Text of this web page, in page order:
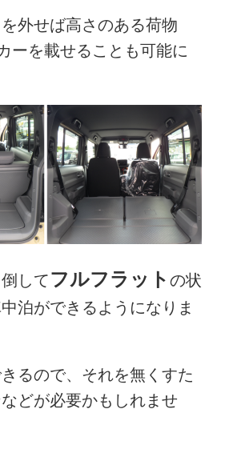
外せば高さのある荷物
ーを載せることも可能に
してフルフラット の状
泊ができるようになりま
るので、それを無くすた
どが必要かもしれませ